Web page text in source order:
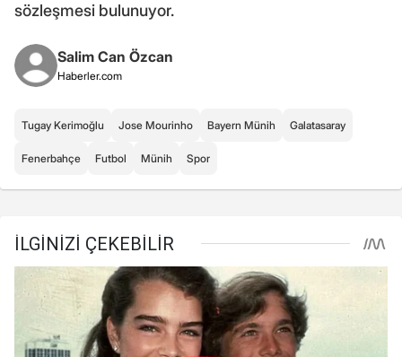
sözleşmesi bulunuyor.
Salim Can Özcan
Haberler.com
Tugay Kerimoğlu Jose Mourinho Bayern Münih Galatasaray
Fenerbahçe Futbol Münih Spor